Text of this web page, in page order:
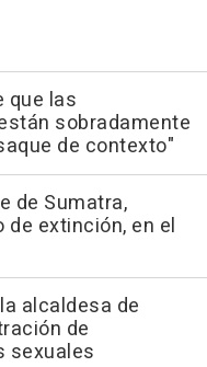
que las
sobradamente
de contexto"
de Sumatra,
extinción, en el
alcaldesa de
de
sexuales